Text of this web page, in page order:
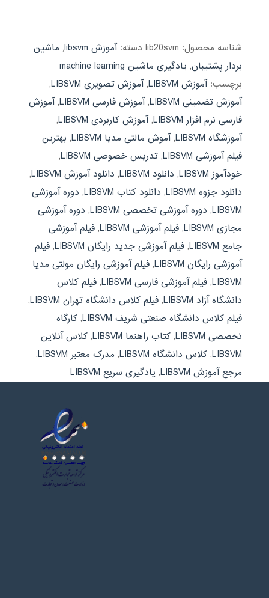
بود.
شناسه محصول: lib20svm دسته:آموزش libsvm , ماشین
بردار پشتیبان, یادگیری ماشین machine learning
برچسب:آموزش LIBSVM ,آموزش تصویری LIBSVM
,
آموزش تضمینی LIBSVM
,آموزش فارسی LIBSVM ,آموزش
فارسی نرم افزار LIBSVM
,آموزش کاربردی LIBSVM
,
آموزشگاه LIBSVM
,آموش مالتی مدیا LIBSVM , بهترین
فیلم آموزشی LIBSVM
, تدریس خصوصی LIBSVM
,
خودآموز LIBSVM
, دانلود LIBSVM , دانلود آموزش LIBSVM
,
دانلود جزوه LIBSVM
, دانلود کتاب LIBSVM , دوره آموزشی
LIBSVM
, دوره آموزشی تخصصی LIBSVM , دوره آموزشی
مجازی LIBSVM
, فیلم آموزشی LIBSVM , فیلم آموزشی
جامع LIBSVM
, فیلم آموزشی جدید رایگان LIBSVM , فیلم
آموزشی رایگان LIBSVM
, فیلم آموزشی رایگان مولتی مدیا
LIBSVM
, فیلم آموزشی فارسی LIBSVM , فیلم کلاس
دانشگاه آزاد LIBSVM
, فیلم کلاس دانشگاه تهران LIBSVM
,
فیلم کلاس دانشگاه صنعتی شریف LIBSVM
, کارگاه
تخصصی LIBSVM
, کتاب راهنما LIBSVM , کلاس آنلاین
LIBSVM
, کلاس دانشگاه LIBSVM , مدرک معتبر LIBSVM
,
مرجع آموزش LIBSVM
, یادگیری سریع LIBSVM